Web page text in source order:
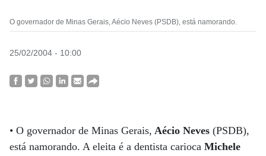
O governador de Minas Gerais, Aécio Neves (PSDB), está namorando.
25/02/2004 - 10:00
• O governador de Minas Gerais, Aécio Neves (PSDB),
está namorando. A eleita é a dentista carioca Michele